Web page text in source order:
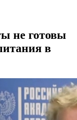
не готовы
в